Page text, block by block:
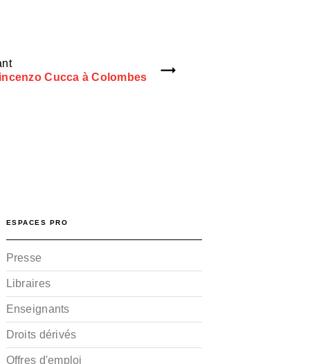
Cucca à Colombes
ESPACES PRO
Presse
Libraires
Enseignants
Droits dérivés
Offres d'emploi